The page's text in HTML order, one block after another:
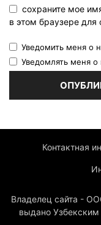
сохраните мое
в этом браузере
Уведомить меня о
Уведомлять меня о
Контактная
Владелец сайта -
выдано Узбекским